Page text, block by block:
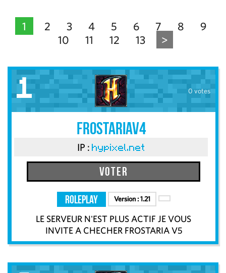
1 2 3 4 5 6 7 8
9
10
11 12 13 >
1 0 votes
FrostAriaV4
IP : hypixel.net
Voter
RolePlay Version :1.21
LE SERVEUR N'EST PLUS ACTIF JE VOUS
INVITE A CHECHER FROSTARIA V5